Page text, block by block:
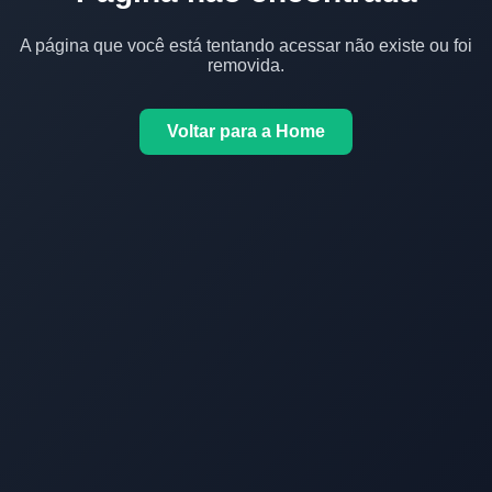
A página que você está tentando acessar não existe ou foi
removida.
Voltar para a Home